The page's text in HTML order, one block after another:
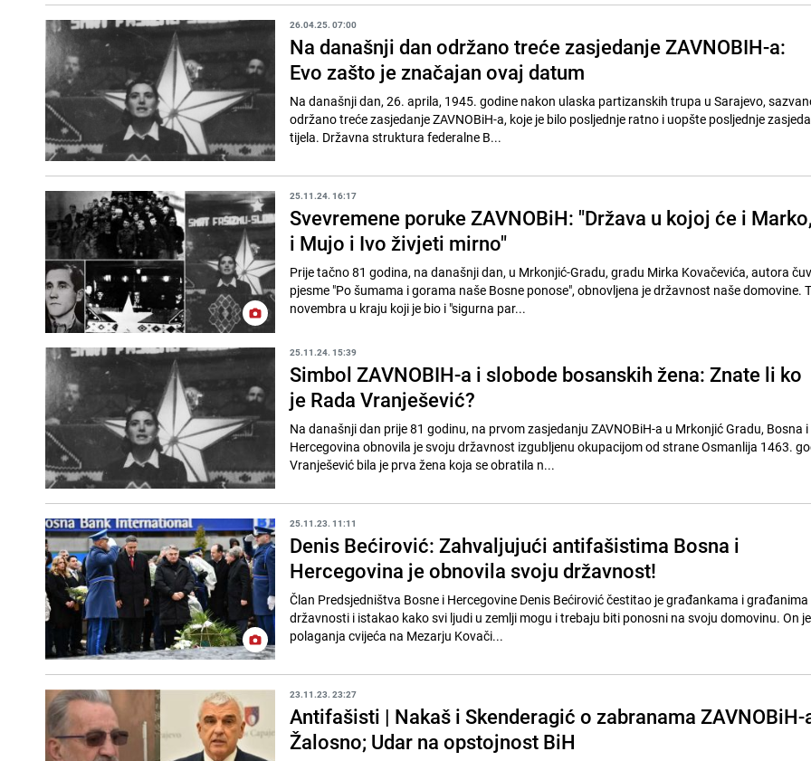
26.04.25. 07:00
Na današnji dan održano treće zasjedanje ZAVNOBIH-a:
Evo zašto je značajan ovaj datum
Na današnji dan, 26. aprila, 1945. godine nakon ulaska partizanskih trupa u Sarajevo,
održano treće zasjedanje ZAVNOBiH-a, koje je bilo posljednje ratno i uopšte posljednje
tijela. Državna struktura federalne B...
25.11.24. 16:17
Svevremene poruke ZAVNOBiH: "Država u kojoj će i Marko,
i Mujo i Ivo živjeti mirno"
Prije tačno 81 godina, na današnji dan, u Mrkonjić-Gradu, gradu Mirka Kovačevića, autora
pjesme "Po šumama i gorama naše Bosne ponose", obnovljena je državnost naše domovine.
novembra u kraju koji je bio i "sigurna par...
25.11.24. 15:39
Simbol ZAVNOBIH-a i slobode bosanskih žena: Znate li ko
je Rada Vranješević?
Na današnji dan prije 81 godinu, na prvom zasjedanju ZAVNOBiH-a u Mrkonjić Gradu, Bosna i
Hercegovina obnovila je svoju državnost izgubljenu okupacijom od strane Osmanlija 1463.
Vranješević bila je prva žena koja se obratila n...
25.11.23. 11:11
Denis Bećirović: Zahvaljujući antifašistima Bosna i
Hercegovina je obnovila svoju državnost!
Član Predsjedništva Bosne i Hercegovine Denis Bećirović čestitao je građankama i građanima
državnosti i istakao kako svi ljudi u zemlji mogu i trebaju biti ponosni na svoju domovinu. On
polaganja cvijeća na Mezarju Kovači...
23.11.23. 23:27
Antifašisti | Nakaš i Skenderagić o zabranama ZAVNOBiH-
Žalosno; Udar na opstojnost BiH